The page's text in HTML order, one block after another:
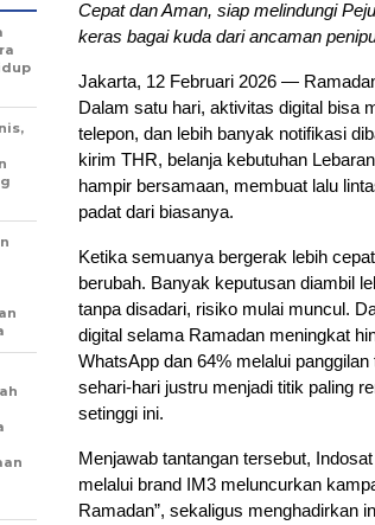
Cepat dan Aman, siap melindungi
keras bagai kuda dari ancaman
Jakarta, 12 Februari 2026 —
Dalam satu hari, aktivitas digital bisa
telepon, dan lebih banyak notifikasi
kirim THR, belanja kebutuhan
hampir bersamaan, membuat lalu
padat dari biasanya.
Ketika semuanya bergerak lebih
berubah. Banyak keputusan diambil
tanpa disadari, risiko mulai muncul.
digital selama Ramadan meningkat
WhatsApp dan 64% melalui
sehari-hari justru menjadi titik paling
setinggi ini.
Menjawab tantangan tersebut,
melalui brand IM3 meluncurkan
Ramadan”, sekaligus menghadirkan